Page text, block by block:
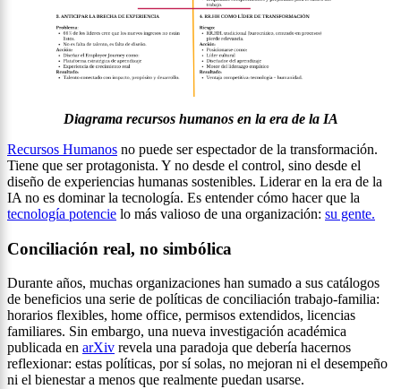
Diagrama recursos humanos en la era de la IA
Recursos Humanos no puede ser espectador de la transformación.
Tiene que ser protagonista. Y no desde el control, sino desde el
diseño de experiencias humanas sostenibles. Liderar en la era de la
IA no es dominar la tecnología. Es entender cómo hacer que la
tecnología potencie lo más valioso de una organización: su gente.
Conciliación real, no simbólica
Durante años, muchas organizaciones han sumado a sus catálogos
de beneficios una serie de políticas de conciliación trabajo-familia:
horarios flexibles, home office, permisos extendidos, licencias
familiares. Sin embargo, una nueva investigación académica
publicada en arXiv revela una paradoja que debería hacernos
reflexionar: estas políticas, por sí solas, no mejoran ni el desempeño
ni el bienestar a menos que realmente puedan usarse.